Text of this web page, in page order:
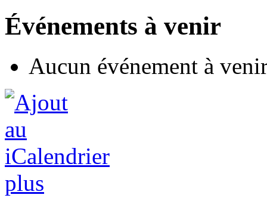
Événements à venir
Aucun événement à
plus